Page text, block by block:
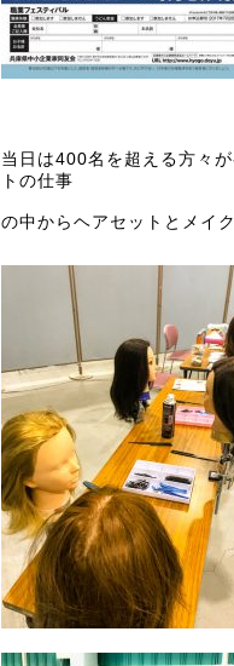
当日は400名を超える方々が
トの仕事
の中からヘアセットとメイ